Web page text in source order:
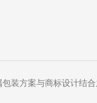
装方案与商标设计结合